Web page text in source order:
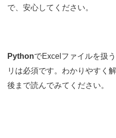
で、安心してください。
PythonでExcelファイルを扱う
リは必須です。わかりやすく
後まで読んでみてください。